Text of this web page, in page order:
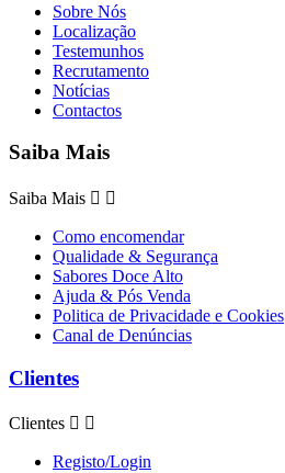
Sobre Nós
Localização
Testemunhos
Recrutamento
Notícias
Contactos
Saiba Mais
Saiba Mais  
Como encomendar
Qualidade & Segurança
Sabores Doce Alto
Ajuda & Pós Venda
Politica de Privacidade e Cookies
Canal de Denúncias
Clientes
Clientes  
Registo/Login